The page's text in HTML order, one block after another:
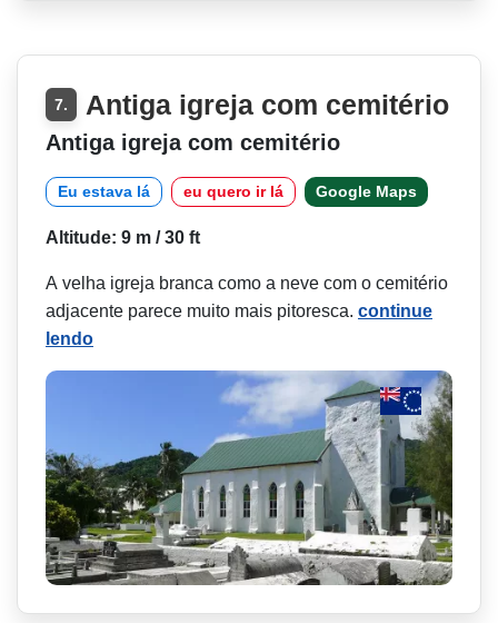
7. Antiga igreja com cemitério
Antiga igreja com cemitério
Eu estava lá eu quero ir lá Google Maps
Altitude: 9 m / 30 ft
A velha igreja branca como a neve com o cemitério
adjacente parece muito mais pitoresca. continue
lendo